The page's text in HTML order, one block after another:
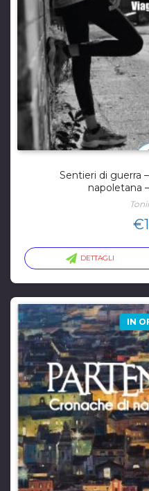
Sentieri di guerra
napoletana
€
DETTAGLI
IN